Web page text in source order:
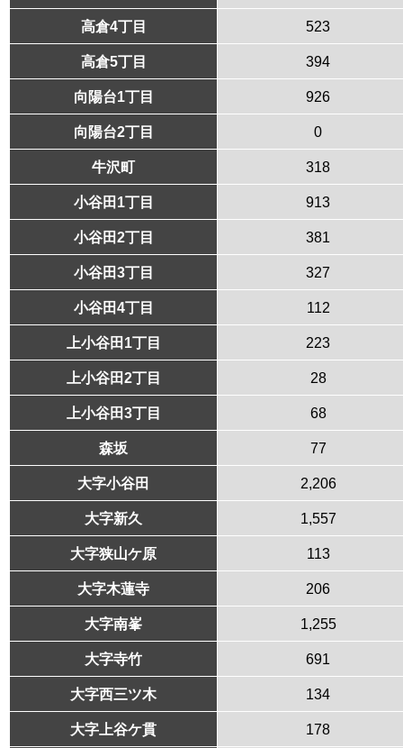
高倉4丁目 523
高倉5丁目 394
向陽台1丁目 926
向陽台2丁目 0
牛沢町 318
小谷田1丁目 913
小谷田2丁目 381
小谷田3丁目 327
小谷田4丁目 112
上小谷田1丁目 223
上小谷田2丁目 28
上小谷田3丁目 68
森坂 77
大字小谷田 2,206
大字新久 1,557
大字狭山ケ原 113
大字木蓮寺 206
大字南峯 1,255
大字寺竹 691
大字西三ツ木 134
大字上谷ケ貫 178